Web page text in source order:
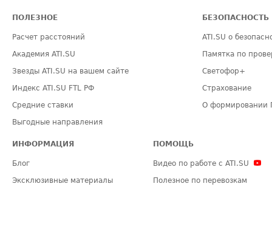
ПОЛЕЗНОЕ
Расчет расстояний
Академия ATI.SU
Звезды ATI.SU на вашем сайте
Индекс ATI.SU FTL РФ
Средние ставки
Выгодные направления
БЕЗОПАСНОСТЬ
ATI.SU о
Памятка по
Светофор+
Страхование
О формировании
ИНФОРМАЦИЯ
Блог
Эксклюзивные материалы
ПОМОЩЬ
Видео по работе с ATI.SU
Полезное по перевозкам